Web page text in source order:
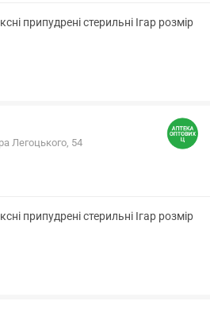
припудрені стерильні Ігар розмір
Легоцького, 54
припудрені стерильні Ігар розмір